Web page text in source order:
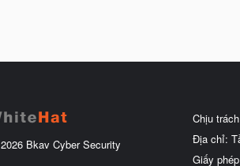
2026 Bkav Cyber Security
Chịu
Địa chỉ:
Giấy